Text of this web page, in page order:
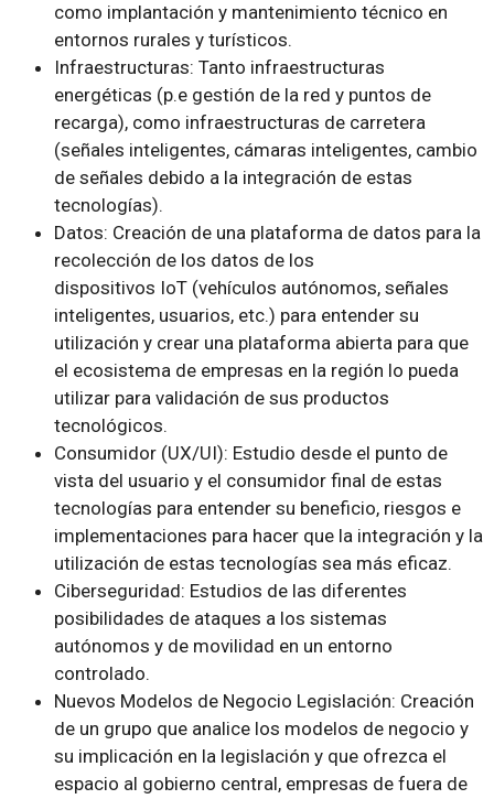
como implantación y mantenimiento técnico en
entornos rurales y turísticos.
Infraestructuras: Tanto infraestructuras
energéticas (p.e gestión de la red y puntos de
recarga), como infraestructuras de carretera
(señales inteligentes, cámaras inteligentes, cambio
de señales debido a la integración de estas
tecnologías).
Datos: Creación de una plataforma de datos para la
recolección de los datos de los
dispositivos IoT (vehículos autónomos, señales
inteligentes, usuarios, etc.) para entender su
utilización y crear una plataforma abierta para que
el ecosistema de empresas en la región lo pueda
utilizar para validación de sus productos
tecnológicos.
Consumidor (UX/UI): Estudio desde el punto de
vista del usuario y el consumidor final de estas
tecnologías para entender su beneficio, riesgos e
implementaciones para hacer que la integración y la
utilización de estas tecnologías sea más eficaz.
Ciberseguridad: Estudios de las diferentes
posibilidades de ataques a los sistemas
autónomos y de movilidad en un entorno
controlado.
Nuevos Modelos de Negocio Legislación: Creación
de un grupo que analice los modelos de negocio y
su implicación en la legislación y que ofrezca el
espacio al gobierno central, empresas de fuera de